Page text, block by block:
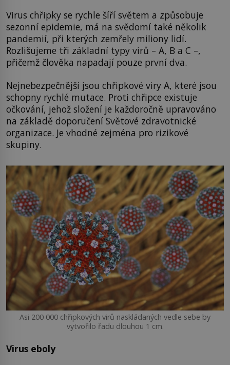
Virus chřipky se rychle šíří světem a způsobuje
sezonní epidemie, má na svědomí také několik
pandemií, při kterých zemřely miliony lidí.
Rozlišujeme tři základní typy virů – A, B a C –,
přičemž člověka napadají pouze první dva.
Nejnebezpečnější jsou chřipkové viry A, které jsou
schopny rychlé mutace. Proti chřipce existuje
očkování, jehož složení je každoročně upravováno
na základě doporučení Světové zdravotnické
organizace. Je vhodné zejména pro rizikové
skupiny.
Asi 200 000 chřipkových virů naskládaných vedle sebe by
vytvořilo řadu dlouhou 1 cm.
Virus eboly